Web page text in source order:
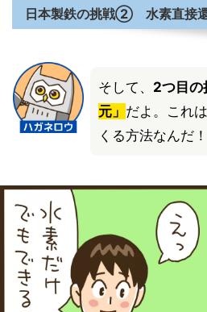
日本製鉄の挑戦② 水素直接
そして、 2つ目の
元」 だよ。これ
くる方法なんだ！